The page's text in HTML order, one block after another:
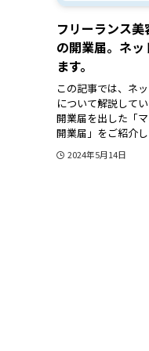
フリーランス美
の開業届。ネ
ます。
この記事では、ネ
について解説して
開業届を出した「
開業届」をご紹介し
2024年5月14日